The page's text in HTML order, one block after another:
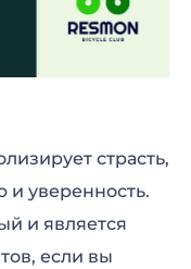
страсть,
и уверенность.
и является
если вы